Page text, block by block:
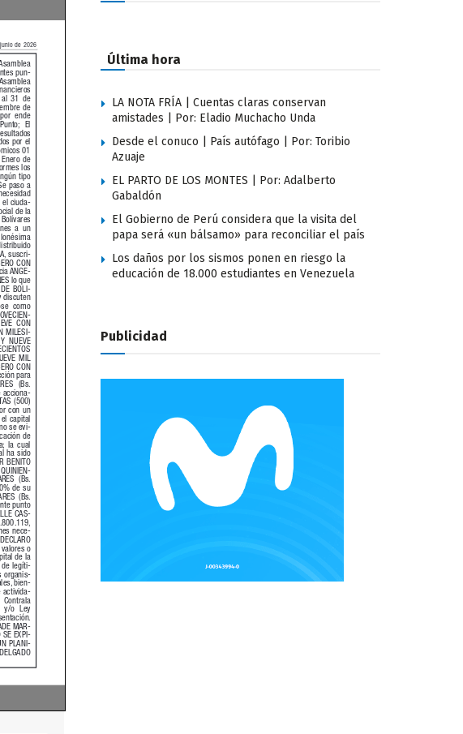
Última hora
LA NOTA FRÍA | Cuentas claras conservan
amistades | Por: Eladio Muchacho Unda
Desde el conuco | País autófago | Por: Toribio
Azuaje
EL PARTO DE LOS MONTES | Por: Adalberto
Gabaldón
El Gobierno de Perú considera que la visita del
papa será «un bálsamo» para reconciliar el país
Los daños por los sismos ponen en riesgo la
educación de 18.000 estudiantes en Venezuela
Publicidad